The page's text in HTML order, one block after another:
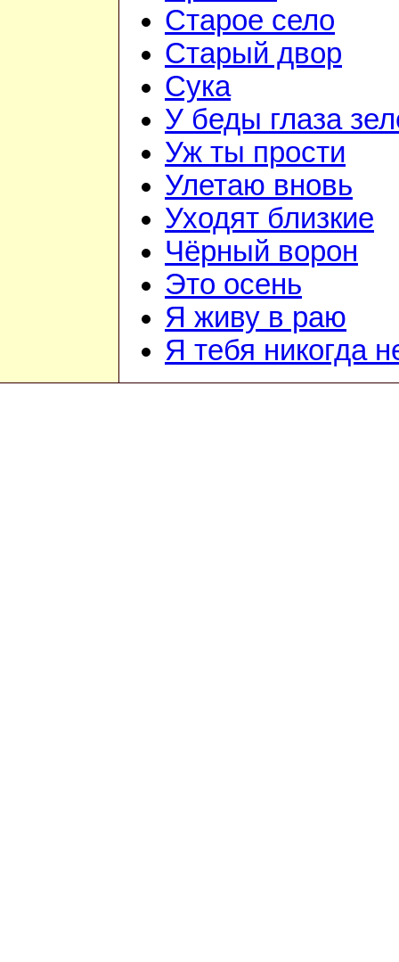
Старое село
Старый двор
Сука
У беды глаза
Уж ты прости
Улетаю вновь
Уходят близкие
Чёрный ворон
Это осень
Я живу в раю
Я тебя никогда